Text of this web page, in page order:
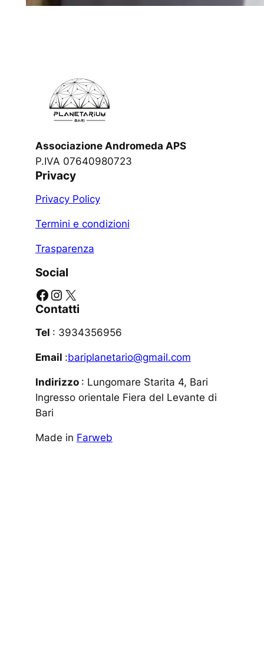
Associazione Andromeda APS
P.IVA 07640980723
Privacy
Privacy Policy
Termini e condizioni
Trasparenza
Social
Facebook Instagram X
Contatti
Tel : 3934356956
Email :bariplanetario@gmail.com
Indirizzo : Lungomare Starita 4, Bari
Ingresso orientale Fiera del Levante di
Bari
Made in Farweb